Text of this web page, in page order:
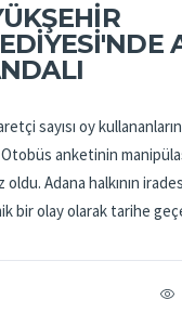
sayısı oy kullananların
Otobüs anketinin
oldu. Adana halkının
bir olay olarak tarihe